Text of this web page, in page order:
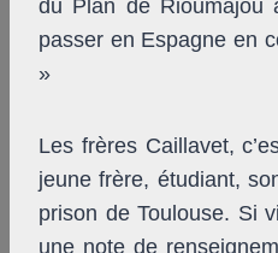
du Plan de Rioumajou
passer en Espagne en
»
Les frères Caillavet,
jeune frère, étudiant,
prison de Toulouse. Si
une note de